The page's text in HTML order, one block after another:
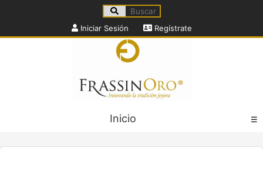
Iniciar Sesión Regístrate
Inicio ☰